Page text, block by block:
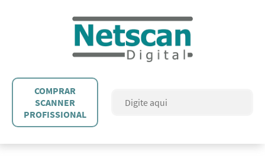
COMPRAR
SCANNER
PROFISSIONAL